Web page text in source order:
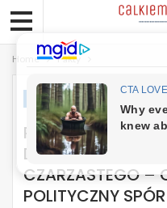
Home Fakty
FAKTY
REAKCJA PAŁACU
DECYZJĘ USA
CZARZASTEGO –
POLITYCZNY SPÓR